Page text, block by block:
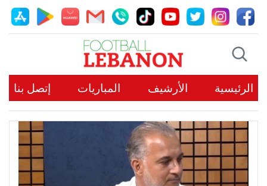
الرئيسية الأرشيف المباريات إتصل بنا